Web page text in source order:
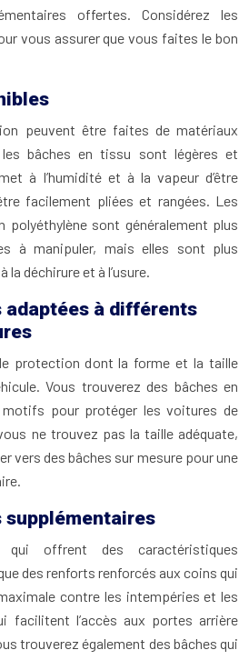
offertes. Considérez les
vous assurer que vous faites le bon
peuvent être faites de matériaux
bâches en tissu sont légères et
à l’humidité et à la vapeur d’être
facilement pliées et rangées. Les
polyéthylène sont généralement plus
à manipuler, mais elles sont plus
déchirure et à l’usure.
adaptées à différents
protection dont la forme et la taille
Vous trouverez des bâches en
pour protéger les voitures de
ne trouvez pas la taille adéquate,
vers des bâches sur mesure pour une
offrent des caractéristiques
des renforts renforcés aux coins qui
contre les intempéries et les
facilitent l’accès aux portes arrière
trouverez également des bâches qui